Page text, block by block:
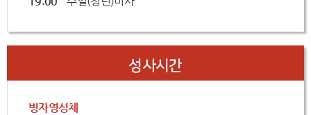
성사시간
병자영성체